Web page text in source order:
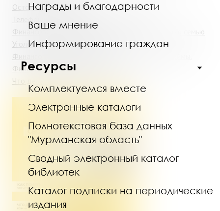
Награды и благодарности
Ваше мнение
Информирование граждан
Ресурсы
Комплектуемся вместе
Электронные каталоги
Полнотекстовая база данных
"Мурманская область"
Сводный электронный каталог
библиотек
Каталог подписки на периодические
издания
Осторожно: мошенники!
Телефонные мошенники: подмена номера
Финансовое мошенничество: защити себя и свою семью
Уголок финансовой грамотности
Финансовая грамотность: Вклады. Кредиты и займы.
Финансовое планирование
Что делать, если с карты украли деньги?